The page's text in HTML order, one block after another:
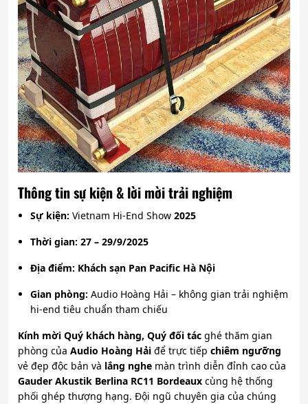
Thông tin sự kiện & lời mời trải nghiệm
Sự kiện: Vietnam Hi-End Show2025
Thời gian: 27 – 29/9/2025
Địa điểm: Khách sạn Pan Pacific Hà Nội
Gian phòng: Audio Hoàng Hải – không gian trải nghiệm
hi-end tiêu chuẩn tham chiếu
Kính mời Quý khách hàng, Quý đối tác ghé thăm gian
phòng của Audio Hoàng Hải để trực tiếp chiêm ngưỡng
vẻ đẹp độc bản và lắng nghe màn trình diễn đỉnh cao của
Gauder Akustik Berlina RC11 Bordeaux cùng hệ thống
phối ghép thượng hạng. Đội ngũ chuyên gia của chúng